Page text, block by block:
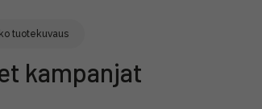
tuotekuvaus
kampanjat